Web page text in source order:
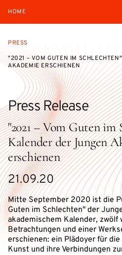
HOME
PRESS
"2021 – VOM GUTEN IM
AKADEMIE ERSCHIENEN
"2021 – Vom Guten im
Kalender der Jungen
erschienen
Press Release
21.09.20
Mitte September 2020 ist die
Guten im Schlechten" der
akademischem Kalender, zwölf
Betrachtungen und einer
erschienen: ein Plädoyer für
Kunst und ihre Verbindungen